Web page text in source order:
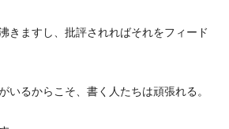
きますし、批評されればそれをフィード
るからこそ、書く人たちは頑張れる。